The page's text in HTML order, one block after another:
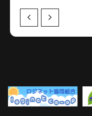
Prev Next